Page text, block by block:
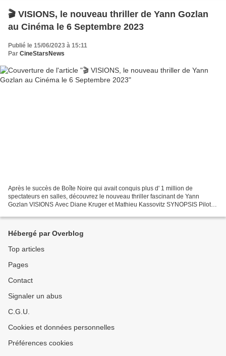
🎬 VISIONS, le nouveau thriller de Yann Gozlan
au Cinéma le 6 Septembre 2023
Publié le 15/06/2023 à 15:11
Par CineStarsNews
Après le succès de Boîte Noire qui avait conquis plus d' 1 million de
spectateurs en salles, découvrez le nouveau thriller fascinant de Yann
Gozlan VISIONS Avec Diane Kruger et Mathieu Kassovitz SYNOPSIS Pilote
Hébergé par Overblog
Top articles
Pages
Contact
Signaler un abus
C.G.U.
Cookies et données personnelles
Préférences cookies